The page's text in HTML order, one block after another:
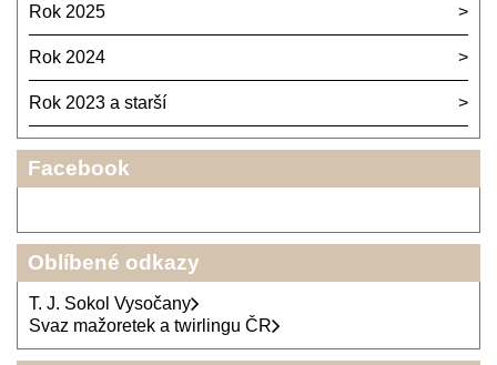
Rok 2025
Rok 2024
Rok 2023 a starší
Facebook
Oblíbené odkazy
T. J. Sokol Vysočany
Svaz mažoretek a twirlingu ČR